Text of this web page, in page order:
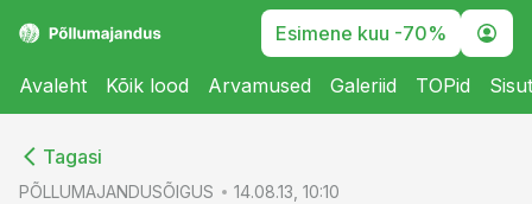
Esimene kuu -70%
Avaleht Kõik lood Arvamused Galeriid TOPid
Tagasi
PÕLLUMAJANDUSÕIGUS 14.08.13, 10:10